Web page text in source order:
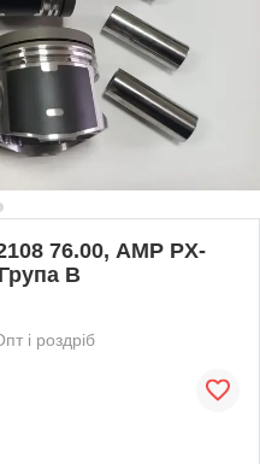
76.00, AMP PX-
В
і роздріб